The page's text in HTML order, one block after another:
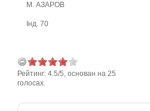
М. АЗАРОВ
Інд. 70
Рейтинг: 4.5/5, основан на 25
голосах.